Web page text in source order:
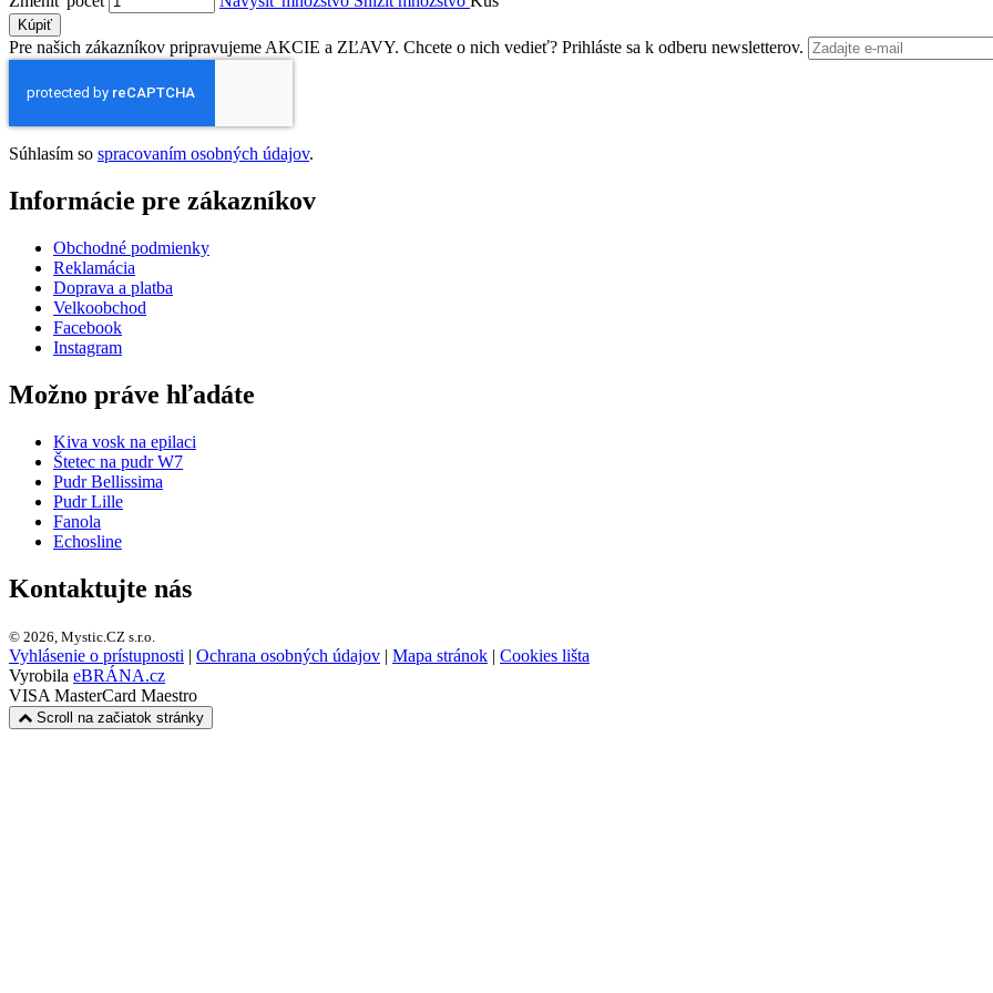
Kúpiť
Pre našich zákazníkov pripravujeme AKCIE a ZĽAVY. Chcete o nich vedieť? Prihláste sa k odberu newsletterov.
Súhlasím so spracovaním osobných údajov.
Informácie pre zákazníkov
Obchodné podmienky
Reklamácia
Doprava a platba
Velkoobchod
Facebook
Instagram
Možno práve hľadáte
Kiva vosk na epilaci
Štetec na pudr W7
Pudr Bellissima
Pudr Lille
Fanola
Echosline
Kontaktujte nás
© 2026, Mystic.CZ s.r.o.
Vyhlásenie o prístupnosti | Ochrana osobných údajov | Mapa stránok | Cookies lišta
Vyrobila eBRÁNA.cz
VISA MasterCard Maestro
Scroll na začiatok stránky